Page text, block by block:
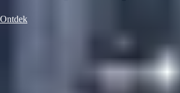
Ontdek